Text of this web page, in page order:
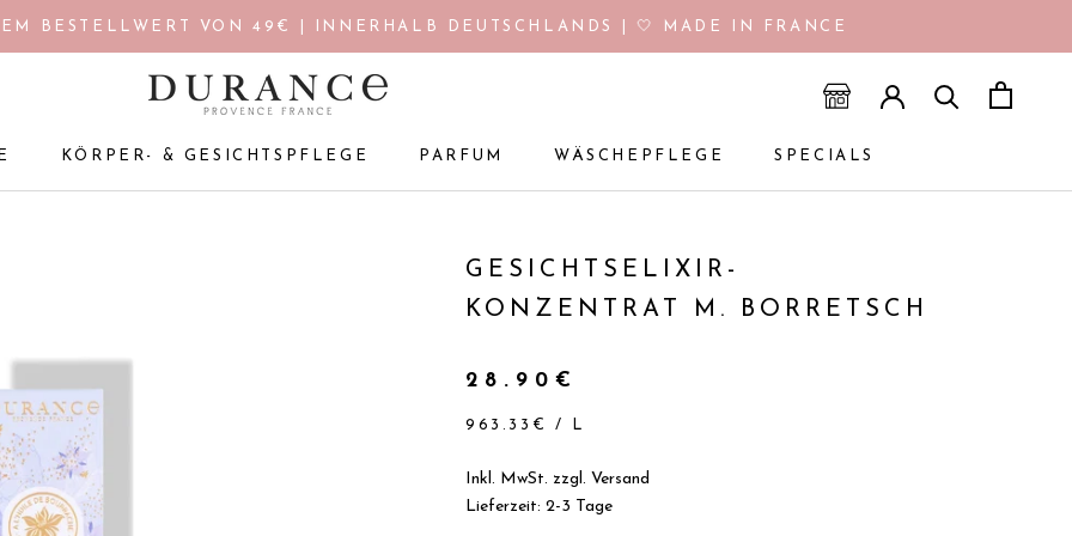
BESTELLWERT VON 49€ | INNERHALB DEUTSCHLANDS | 🤍 MADE IN FRANCE
KÖRPER- & GESICHTSPFLEGE
PARFUM
WÄSCHEPFLEGE
SPECIALS
GESICHTSELIXIR-
KONZENTRAT M. BORRETSCH
28.90€
963.33€ / L
Inkl. MwSt. zzgl. Versand
Lieferzeit: 2-3 Tage